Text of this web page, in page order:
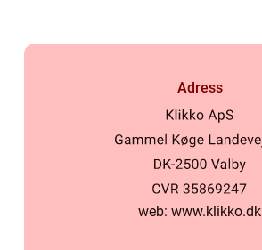
Adress
web: www.klikko.dk